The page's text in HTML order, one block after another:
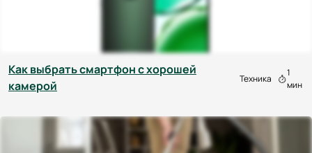
Как выбрать смартфон с хорошей
камерой
Техника
1
мин